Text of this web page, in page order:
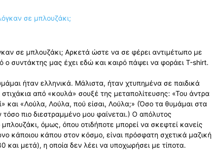
σε μπλουζάκι; Αρκετά ώστε να σε φέρει αντιμέτωπο με
ο συντάκτης μας έχει εδώ και καιρό πάψει να φοράει Τ-shirt.
ήταν ελληνικά. Μάλιστα, ήταν χτυπημένα σε παιδικά
από «κουλά» σουξέ της μεταπολίτευσης: «Του άντρα
και «Λούλα, Λούλα, πού είσαι, Λούλα;» (Όσο τα θυμάμαι στα
πιο διεστραμμένο μου φαίνεται.) Ο απόλυτος
όμως, όπου οτιδήποτε μπορεί να σκεφτεί κανείς
κάποιου κάπου στον κόσμο, είναι πρόσφατη σχετικά μαζική
και μετά), η οποία δεν λέει να υποχωρήσει με τίποτα.